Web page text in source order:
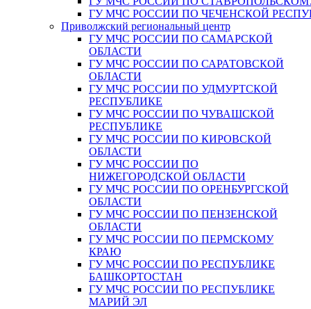
ГУ МЧС РОССИИ ПО ЧЕЧЕНСКОЙ
Приволжский региональный центр
ГУ МЧС РОССИИ ПО САМАРСКОЙ
ОБЛАСТИ
ГУ МЧС РОССИИ ПО САРАТОВСКОЙ
ОБЛАСТИ
ГУ МЧС РОССИИ ПО УДМУРТСКОЙ
РЕСПУБЛИКЕ
ГУ МЧС РОССИИ ПО ЧУВАШСКОЙ
РЕСПУБЛИКЕ
ГУ МЧС РОССИИ ПО КИРОВСКОЙ
ОБЛАСТИ
ГУ МЧС РОССИИ ПО
НИЖЕГОРОДСКОЙ ОБЛАСТИ
ГУ МЧС РОССИИ ПО ОРЕНБУРГСКОЙ
ОБЛАСТИ
ГУ МЧС РОССИИ ПО ПЕНЗЕНСКОЙ
ОБЛАСТИ
ГУ МЧС РОССИИ ПО ПЕРМСКОМУ
КРАЮ
ГУ МЧС РОССИИ ПО РЕСПУБЛИКЕ
БАШКОРТОСТАН
ГУ МЧС РОССИИ ПО РЕСПУБЛИКЕ
МАРИЙ ЭЛ